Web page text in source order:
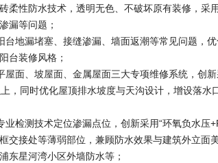
柔性防水技术，透明无色、不破坏原有装修，
漏等问题；
台地漏堵塞、接缝渗漏、墙面返潮等常见问题，
台装修风格；
屋面、坡屋面、金属屋面三大专项维修系统，创
，同时优化屋顶排水坡度与天沟设计，增设落
业检测技术定位渗漏点位，创新采用“环氧负水
交接处等薄弱部位，兼顾防水效果与建筑外立
东星河湾小区外墙防水等；